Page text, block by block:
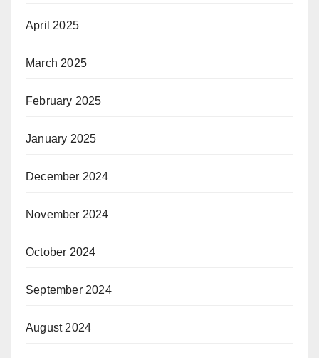
April 2025
March 2025
February 2025
January 2025
December 2024
November 2024
October 2024
September 2024
August 2024